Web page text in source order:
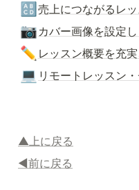
🔠 売上につながるレ
📷 カバー画像を設定
✏️ レッスン概要を充
💻
▲上に戻る
◀︎前に戻る